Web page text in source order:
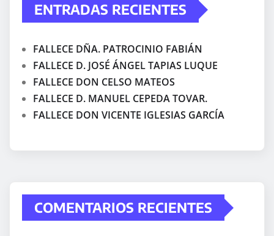
ENTRADAS RECIENTES
FALLECE DÑA. PATROCINIO FABIÁN
FALLECE D. JOSÉ ÁNGEL TAPIAS LUQUE
FALLECE DON CELSO MATEOS
FALLECE D. MANUEL CEPEDA TOVAR.
FALLECE DON VICENTE IGLESIAS GARCÍA
COMENTARIOS RECIENTES